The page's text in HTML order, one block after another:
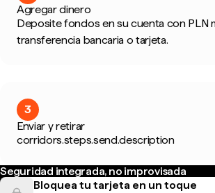
Agregar dinero
Deposite fondos en su cuenta con PLN
transferencia bancaria o tarjeta.
3
Enviar y retirar
corridors.steps.send.description
Seguridad integrada, no improvisada
Bloquea tu tarjeta en un toque